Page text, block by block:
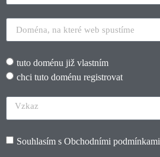
tuto doménu již vlastním
chci tuto doménu registrovat
Souhlasím s Obchodními podmínkami